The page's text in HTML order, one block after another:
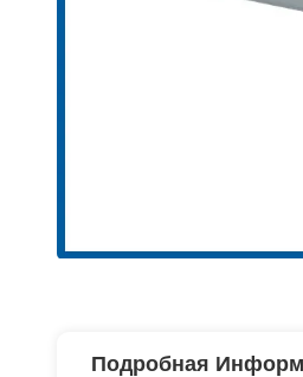
Подробная